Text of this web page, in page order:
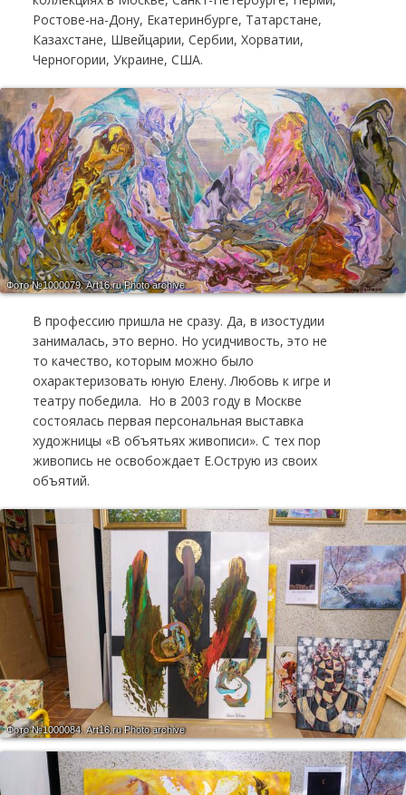
Ростове-на-Дону, Екатеринбурге, Татарстане,
Казахстане, Швейцарии, Сербии, Хорватии,
Черногории, Украине, США.
Фото №1000079.Art16.ru Photo archive
В профессию пришла не сразу. Да, в изостудии
занималась, это верно. Но усидчивость, это не
то качество, которым можно было
охарактеризовать юную Елену. Любовь к игре и
театру победила. Но в 2003 году в Москве
состоялась первая персональная выставка
художницы «В объятьях живописи». С тех пор
живопись не освобождает Е.Острую из своих
объятий.
Фото №1000084.Art16.ru Photo archive